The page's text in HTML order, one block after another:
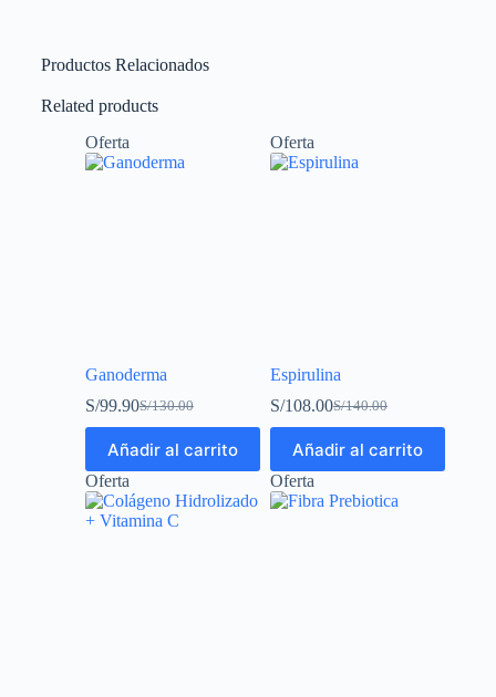
Productos Relacionados
Related products
Oferta
Ganoderma
S/130.00
S/99.90
Añadir al carrito
Oferta
Espirulina
S/140.00
S/108.00
Añadir al carrito
Oferta Oferta